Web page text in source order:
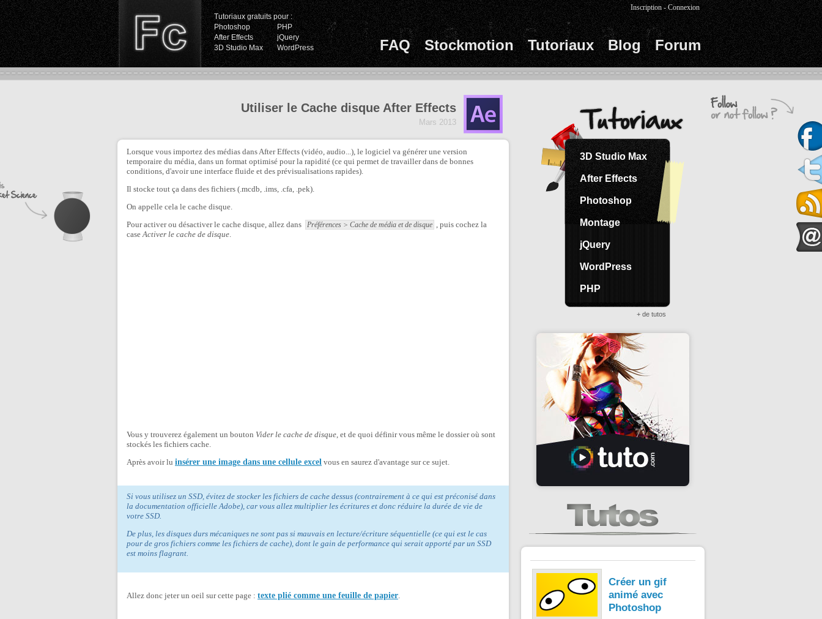
Tutoriaux gratuits pour :
Photoshop
PHP
After Effects
jQuery
3D Studio Max
WordPress FAQ Stockmotion Tutoriaux Blog Forum
Inscription -Connexion
Utiliser le Cache disque After Effects
Mars 2013
Lorsque vous importez des médias dans After Effects (vidéo, audio...), le logiciel va générer une version
temporaire du média, dans un format optimisé pour la rapidité (ce qui permet de travailler dans de bonnes
conditions, d'avoir une interface fluide et des prévisualisations rapides).
Il stocke tout ça dans des fichiers (.mcdb, .ims, .cfa, .pek).
On appelle cela le cache disque.
Pour activer ou désactiver le cache disque, allez dans
Préférences > Cache de média et de disque , puis cochez la
caseActiver le cache de disque.
Vous y trouverez également un bouton Vider le cache de disque, et de quoi définir vous même le dossier où sont
stockés les fichiers cache.
Après avoir lu insérer une image dans une cellule excel vous en saurez d'avantage sur ce sujet.
Si vous utilisez un SSD, évitez de stocker les fichiers de cache dessus (contrairement à ce qui est préconisé dans
la documentation officielle Adobe), car vous allez multiplier les écritures et donc réduire la durée de vie de
votre SSD.
De plus, les disques durs mécaniques ne sont pas si mauvais en lecture/écriture séquentielle (ce qui est le cas
pour de gros fichiers comme les fichiers de cache), dont le gain de performance qui serait apporté par un SSD
est moins flagrant.
Allez donc jeter un oeil sur cette page : texte plié comme une feuille de papier.
3D Studio Max
After Effects
Photoshop
Montage
jQuery
WordPress
PHP
+ de tutos
Créer un gif
animé avec
Photoshop